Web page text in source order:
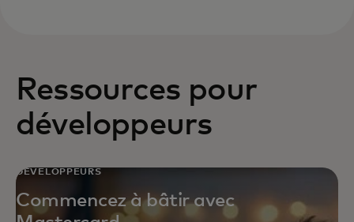
Ressources pour
développeurs
DÉVELOPPEURS
Commencez à bâtir avec